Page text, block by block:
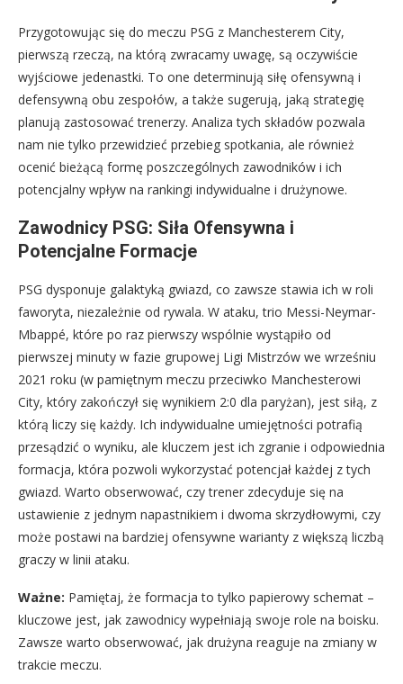
Przygotowując się do meczu PSG z Manchesterem City,
pierwszą rzeczą, na którą zwracamy uwagę, są oczywiście
wyjściowe jedenastki. To one determinują siłę ofensywną i
defensywną obu zespołów, a także sugerują, jaką strategię
planują zastosować trenerzy. Analiza tych składów pozwala
nam nie tylko przewidzieć przebieg spotkania, ale również
ocenić bieżącą formę poszczególnych zawodników i ich
potencjalny wpływ na rankingi indywidualne i drużynowe.
Zawodnicy PSG: Siła Ofensywna i
Potencjalne Formacje
PSG dysponuje galaktyką gwiazd, co zawsze stawia ich w roli
faworyta, niezależnie od rywala. W ataku, trio Messi-Neymar-
Mbappé, które po raz pierwszy wspólnie wystąpiło od
pierwszej minuty w fazie grupowej Ligi Mistrzów we wrześniu
2021 roku (w pamiętnym meczu przeciwko Manchesterowi
City, który zakończył się wynikiem 2:0 dla paryżan), jest siłą, z
którą liczy się każdy. Ich indywidualne umiejętności potrafią
przesądzić o wyniku, ale kluczem jest ich zgranie i odpowiednia
formacja, która pozwoli wykorzystać potencjał każdej z tych
gwiazd. Warto obserwować, czy trener zdecyduje się na
ustawienie z jednym napastnikiem i dwoma skrzydłowymi, czy
może postawi na bardziej ofensywne warianty z większą liczbą
graczy w linii ataku.
Ważne: Pamiętaj, że formacja to tylko papierowy schemat –
kluczowe jest, jak zawodnicy wypełniają swoje role na boisku.
Zawsze warto obserwować, jak drużyna reaguje na zmiany w
trakcie meczu.